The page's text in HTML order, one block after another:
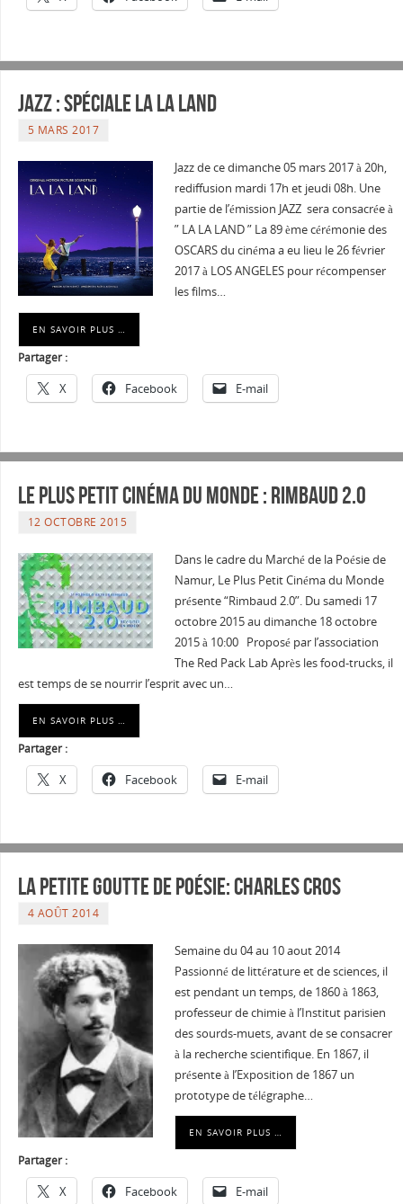
Jazz : Spéciale La la land
5 MARS 2017
Jazz de ce dimanche 05 mars 2017 à 20h,
rediffusion mardi 17h et jeudi 08h. Une
partie de l’émission JAZZ sera consacrée à
” LA LA LAND ” La 89 ème cérémonie des
OSCARS du cinéma a eu lieu le 26 février
2017 à LOS ANGELES pour récompenser
les films…
EN SAVOIR PLUS …
Partager :
X Facebook E-mail
Le Plus Petit Cinéma du Monde : Rimbaud 2.0
12 OCTOBRE 2015
Dans le cadre du Marché de la Poésie de
Namur, Le Plus Petit Cinéma du Monde
présente “Rimbaud 2.0”. Du samedi 17
octobre 2015 au dimanche 18 octobre
2015 à 10:00 Proposé par l’association
The Red Pack Lab Après les food-trucks, il
est temps de se nourrir l’esprit avec un…
EN SAVOIR PLUS …
Partager :
X Facebook E-mail
La petite goutte de poésie: Charles Cros
4 AOÛT 2014
Semaine du 04 au 10 aout 2014
Passionné de littérature et de sciences, il
est pendant un temps, de 1860 à 1863,
professeur de chimie à l’Institut parisien
des sourds-muets, avant de se consacrer
à la recherche scientifique. En 1867, il
présente à l’Exposition de 1867 un
prototype de télégraphe…
EN SAVOIR PLUS …
Partager :
X Facebook E-mail